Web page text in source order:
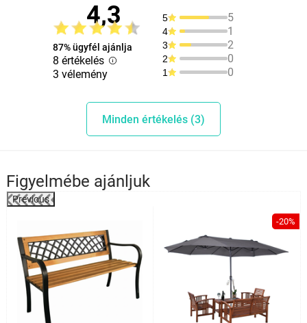
4,3
87% ügyfél ajánlja
8 értékelés
3 vélemény
5 5
4 1
3 2
2 0
1 0
Minden értékelés (3)
Figyelmébe ajánljuk
Previous
-20%